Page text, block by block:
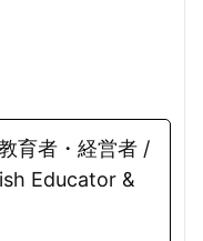
育者・経営者 /
Educator &